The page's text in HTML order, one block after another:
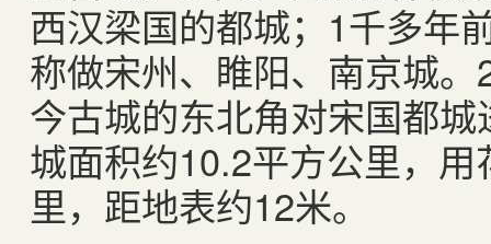
西汉梁国的都城；1千多年
称做宋州、睢阳、南京城
今古城的东北角对宋国都
城面积约10.2平方公里，
里，距地表约12米。